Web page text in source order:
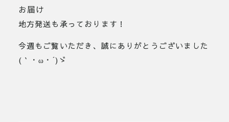
お届け
地方発送も承っております！
今週もご覧いただき、誠にありがとうございました
(｀・ω・´)ゞ